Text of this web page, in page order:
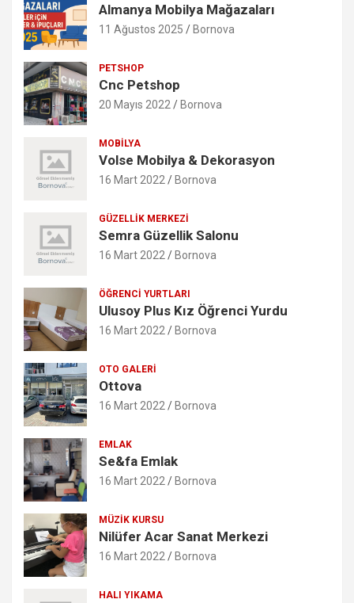
Almanya Mobilya Mağazaları
11 Ağustos 2025 Bornova
PETSHOP
Cnc Petshop
20 Mayıs 2022 Bornova
MOBILYA
Volse Mobilya & Dekorasyon
16 Mart 2022 Bornova
GÜZELLIK MERKEZI
Semra Güzellik Salonu
16 Mart 2022 Bornova
ÖĞRENCI YURTLARI
Ulusoy Plus Kız Öğrenci Yurdu
16 Mart 2022 Bornova
OTO GALERI
Ottova
16 Mart 2022 Bornova
EMLAK
Se&fa Emlak
16 Mart 2022 Bornova
MÜZIK KURSU
Nilüfer Acar Sanat Merkezi
16 Mart 2022 Bornova
HALI YIKAMA